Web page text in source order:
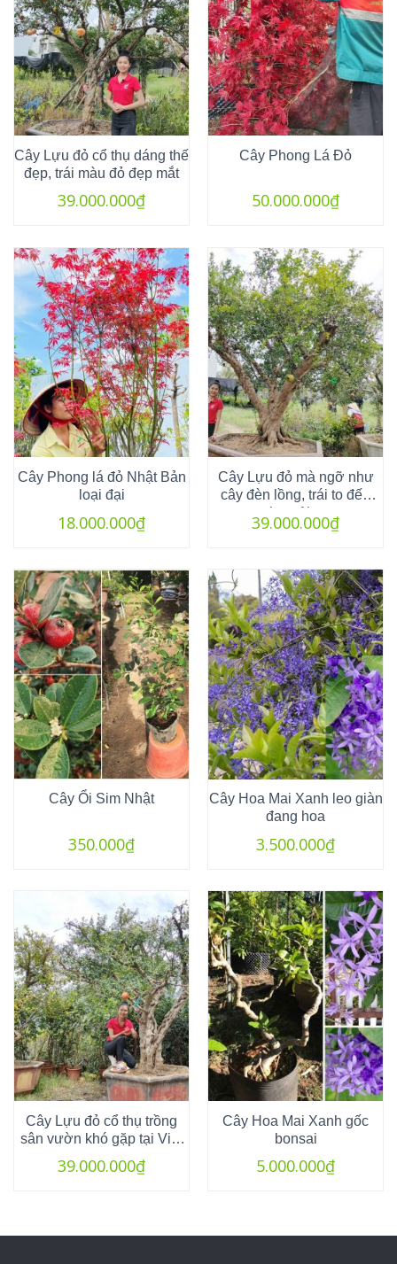
Cây Lựu đỏ cổ thụ dáng thế
đẹp, trái màu đỏ đẹp mắt
39.000.000₫
Cây Phong Lá Đỏ
50.000.000₫
Cây Phong lá đỏ Nhật Bản
loại đại
18.000.000₫
Cây Lựu đỏ mà ngỡ như
cây đèn lồng, trái to đến
hơn 1kg
39.000.000₫
Cây Ổi Sim Nhật
350.000₫
Cây Hoa Mai Xanh leo giàn
đang hoa
3.500.000₫
Cây Lựu đỏ cổ thụ trồng
sân vườn khó gặp tại Việt
39.000.000₫
Cây Hoa Mai Xanh gốc
bonsai
5.000.000₫